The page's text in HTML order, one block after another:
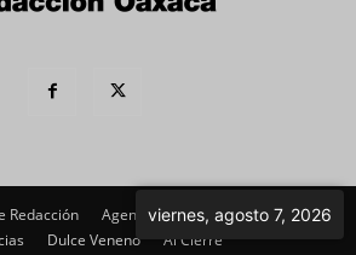
Redacción Agenda Política
Imagen
Dulce Veneno Al Cierre
viernes, agosto 7, 2026